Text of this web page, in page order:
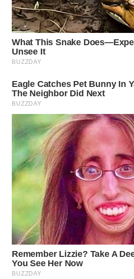
BINJAI
WN
CIREBON
WN
KUNINGAN
WN
MAJALENGKA
WN
SUBANG
WN
SUKABUMI
WN
PURWAKARTA